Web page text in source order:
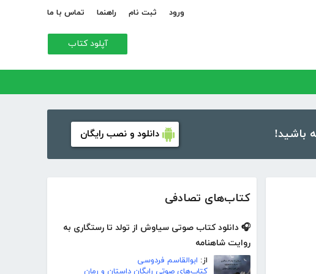
ورود ثبت نام راهنما تماس با ما
آپلود کتاب
دانلود و نصب رایگان
کتاب‌های تصادفی
🎧 دانلود کتاب صوتی سیاوش از تولد تا رستگاری به
روایت شاهنامه
از: ابوالقاسم فردوسی
کتاب‌های صوتی رایگان داستان و رمان